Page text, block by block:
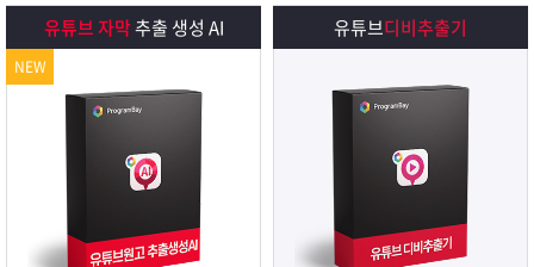
유튜브 자막추출 생성 AI
NEW
유튜브디비추출기